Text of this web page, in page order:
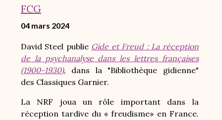
FCG
04 mars 2024
David Steel publie Gide et Freud : La réception
de la psychanalyse dans les lettres françaises
(1900-1930), dans la "Bibliothèque gidienne"
des Classiques Garnier.
La NRF joua un rôle important dans la
réception tardive du « freudisme» en France.